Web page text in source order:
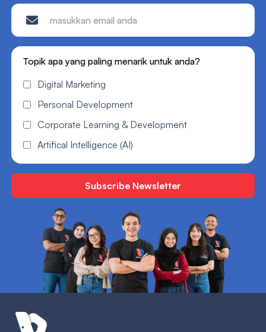
Topik apa yang paling menarik untuk anda?
Digital Marketing
Personal Development
Corporate Learning & Development
Artifical Intelligence (AI)